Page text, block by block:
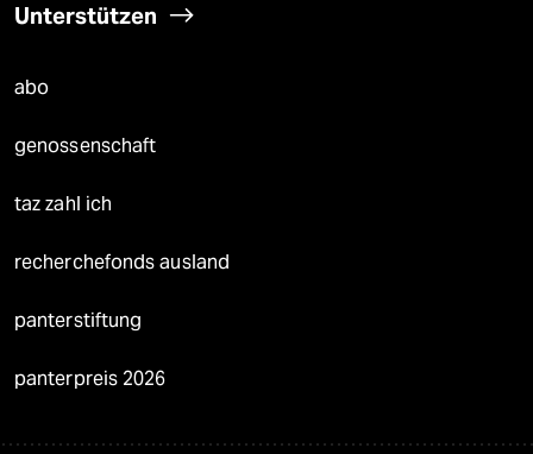
Unterstützen
abo
genossenschaft
taz zahl ich
recherchefonds ausland
panterstiftung
panterpreis 2026